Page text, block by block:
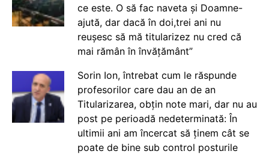
ce este. O să fac naveta și Doamne-
ajută, dar dacă în doi,trei ani nu
reușesc să mă titularizez nu cred că
mai rămân în învățământ”
Sorin Ion, întrebat cum le răspunde
profesorilor care dau an de an
Titularizarea, obțin note mari, dar nu au
post pe perioadă nedeterminată: În
ultimii ani am încercat să ținem cât se
poate de bine sub control posturile